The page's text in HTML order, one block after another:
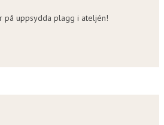
på uppsydda plagg i ateljén!